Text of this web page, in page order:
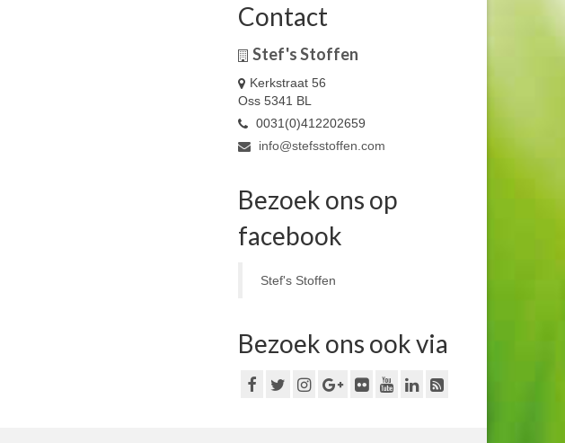
Contact
Stef's Stoffen
Kerkstraat 56
Oss 5341 BL
0031(0)412202659
info@stefsstoffen.com
Bezoek ons op
facebook
Stef's Stoffen
Bezoek ons ook via